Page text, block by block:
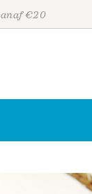
€20
Personen